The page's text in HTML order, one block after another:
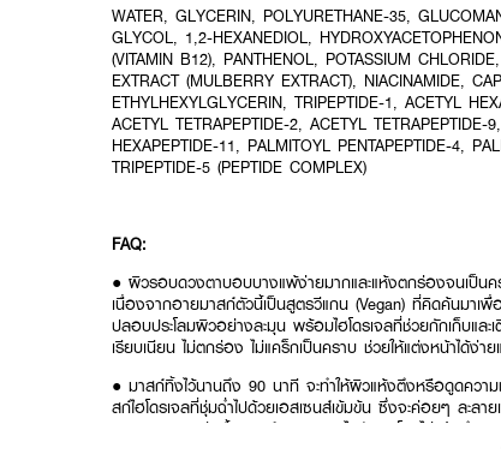
WATER, GLYCERIN, POLYURETHANE-35,
GLYCOL, 1,2-HEXANEDIOL,
(VITAMIN B12), PANTHENOL, POTASSIUM
EXTRACT (MULBERRY EXTRACT), NIACINAMIDE,
ETHYLHEXYLGLYCERIN, TRIPEPTIDE-1, ACETYL
ACETYL TETRAPEPTIDE-2, ACETYL
HEXAPEPTIDE-11, PALMITOYL PENTAPEPTIDE-4,
TRIPEPTIDE-5 (PEPTIDE COMPLEX)
FAQ:
● ผิวรอบดวงตาบอบบางแพ้ง่ายมากและแห้งตกร่องจนเป็นคร
เนื่องจากอายมาสก์ตัวนี้เป็นสูตรวีแกน (Vegan) ที่คิดค้นมา
ปลอบประโลมผิวอย่างละมุน พร้อมไฮโดรเจลที่ช่วยกักเก็บแ
เรียบเนียน ไม่ตกร่อง ไม่แคร็กเป็นคราบ ช่วยให้แต่งหน้าได้ง่าย
● มาสก์ทิ้งไว้นานถึง 90 นาที จะทำให้ผิวแห้งตึงหรือดูดคว
สก์ไฮโดรเจลที่ชุ่มฉ่ำไปด้วยเอสเซนส์เข้มข้น ซึ่งจะค่อยๆ ละล
ตลอด 90 นาที เนื้อมาสก์จะแนบสนิทไปกับผิวโดยไม่แห้งตึง